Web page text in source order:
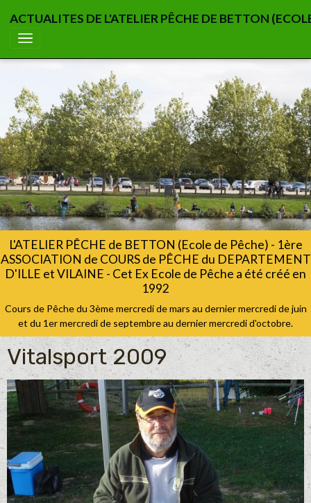
ACTUALITES DE L'ATELIER PÊCHE DE BETTON
L'ATELIER PÊCHE de BETTON (Ecole de Pêche) - 1ère
ASSOCIATION de COURS de PÊCHE du DEPARTEMENT
D'ILLE et VILAINE - Cet Ex Ecole de Pêche a été créé en
1992
Cours de Pêche du 3ème mercredi de mars au dernier mercredi de juin
et du 1er mercredi de septembre au dernier mercredi d'octobre.
Vitalsport 2009